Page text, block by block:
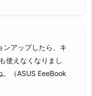
アップしたら、キ
使えなくなりまし
（ASUS EeeBook